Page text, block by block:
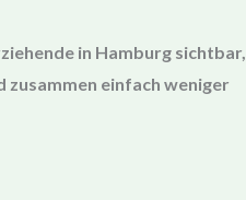
in Hamburg sichtbar,
zusammen einfach weniger